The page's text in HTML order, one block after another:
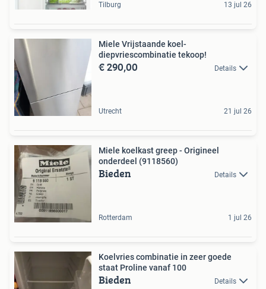
Tilburg 13 jul 26
Miele Vrijstaande koel-
diepvriescombinatie tekoop!
€ 290,00 Details
Utrecht 21 jul 26
Miele koelkast greep - Origineel
onderdeel (9118560)
Bieden Details
Rotterdam 1 jul 26
Koelvries combinatie in zeer goede
staat Proline vanaf 100
Bieden Details